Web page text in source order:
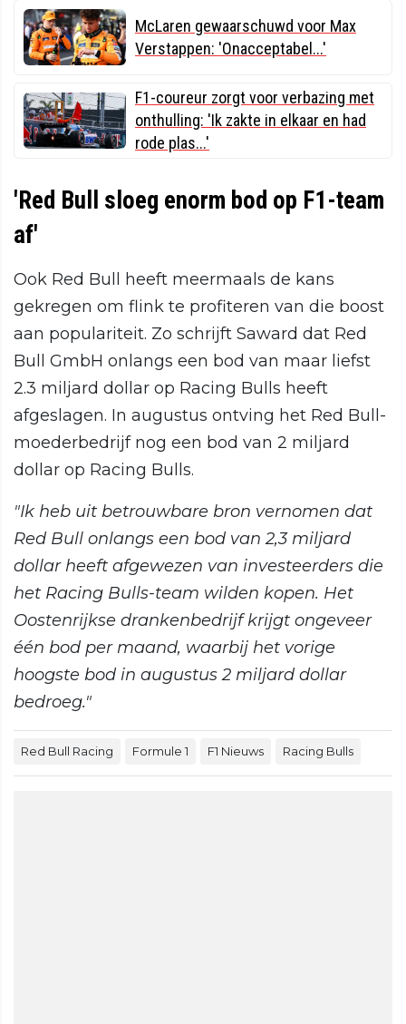
McLaren gewaarschuwd voor Max
Verstappen: 'Onacceptabel...'
F1-coureur zorgt voor verbazing met
onthulling: 'Ik zakte in elkaar en had
rode plas...'
'Red Bull sloeg enorm bod op F1-team
af'
Ook Red Bull heeft meermaals de kans
gekregen om flink te profiteren van die boost
aan populariteit. Zo schrijft Saward dat Red
Bull GmbH onlangs een bod van maar liefst
2.3 miljard dollar op Racing Bulls heeft
afgeslagen. In augustus ontving het Red Bull-
moederbedrijf nog een bod van 2 miljard
dollar op Racing Bulls.
"Ik heb uit betrouwbare bron vernomen dat
Red Bull onlangs een bod van 2,3 miljard
dollar heeft afgewezen van investeerders die
het Racing Bulls-team wilden kopen. Het
Oostenrijkse drankenbedrijf krijgt ongeveer
één bod per maand, waarbij het vorige
hoogste bod in augustus 2 miljard dollar
bedroeg."
Red Bull Racing Formule 1 F1 Nieuws Racing Bulls